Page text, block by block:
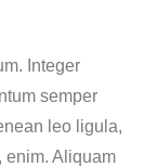
Integer
semper
leo ligula,
enim. Aliquam